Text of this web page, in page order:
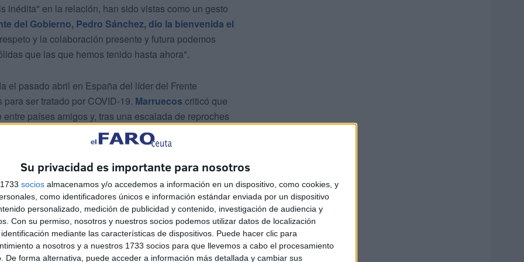
Su privacidad es importante para nosotros
socios almacenamos y/o accedemos a información en un dispositivo, como cookies, y
como identificadores únicos e información estándar enviada por un dispositivo
personalizado, medición de publicidad y contenido, investigación de audiencia y
Con su permiso, nosotros y nuestros socios podemos utilizar datos de localización
mediante las características de dispositivos. Puede hacer clic para
a nosotros y a nuestros 1733 socios para que llevemos a cabo el procesamiento
De forma alternativa, puede acceder a información más detallada y cambiar sus
inédita" en la relación, han sido vistas como un gesto
del Gobierno, Pedro Sánchez, dio la bienvenida el
y la colaboración presente y futura podemos
que las que hemos tenido hasta ahora".
el pasado abril en España del líder del Frente
ser tratado por COVID-19. Marruecos criticó que
países amigos y, tras una escalada de reproches
en Ceuta.
Asuntos Exteriores, Arancha González Laya,
explicaciones al día siguiente, tras lo cual esta fue